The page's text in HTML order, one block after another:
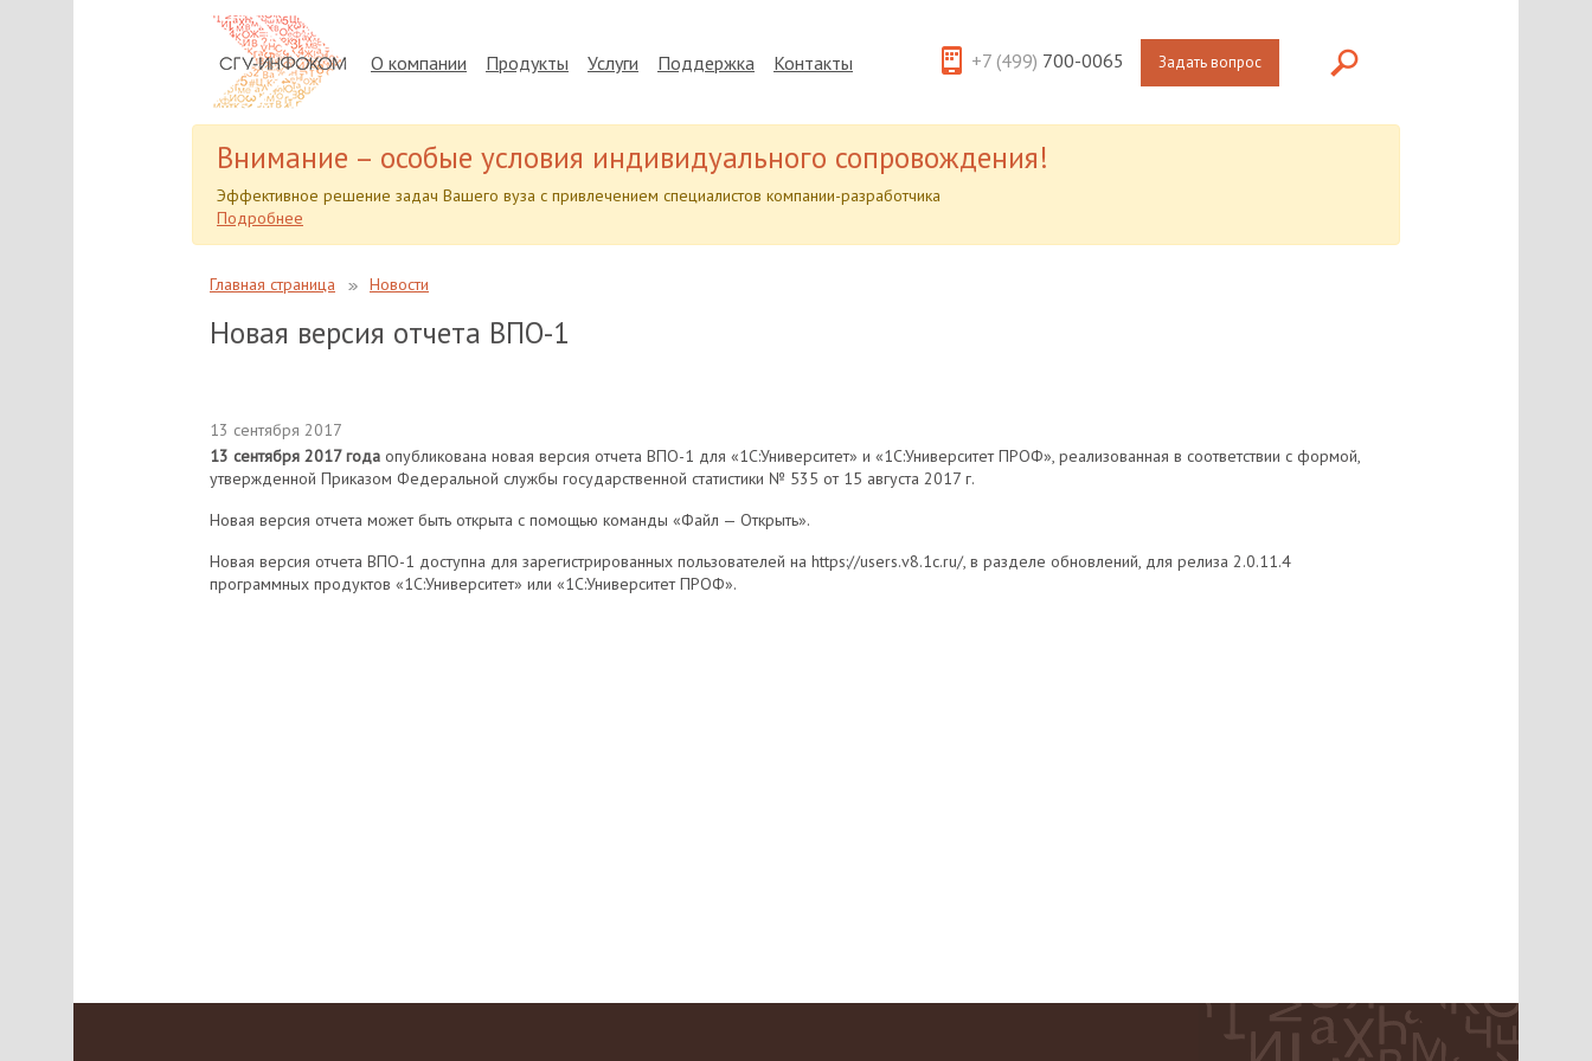
О компании Продукты Услуги Поддержка Контакты +7 (499) 700-0065 Задать вопрос
Внимание – особые условия индивидуального сопровождения!
Эффективное решение задач Вашего вуза с привлечением специалистов компании-разработчика
Подробнее
Главная страница Новости
Новая версия отчета ВПО-1
13 сентября 2017
13 сентября 2017 года опубликована новая версия отчета ВПО-1 для «1С:Университет» и «1С:Университет ПРОФ», реализованная в соответствии с формой,
утвержденной Приказом Федеральной службы государственной статистики № 535 от 15 августа 2017 г.
Новая версия отчета может быть открыта с помощью команды «Файл — Открыть».
Новая версия отчета ВПО-1 доступна для зарегистрированных пользователей на https://users.v8.1c.ru/, в разделе обновлений, для релиза 2.0.11.4
программных продуктов «1С:Университет» или «1С:Университет ПРОФ».